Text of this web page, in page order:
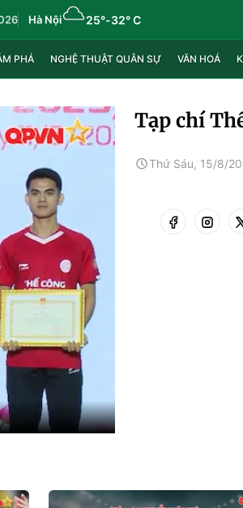
Hà Nội 25°-32° C
PHÁ NGHỆ THUẬT QUÂN SỰ VĂN HOÁ
Tạp chí
Thứ Sáu, 15/8/